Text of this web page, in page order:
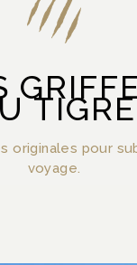
TIGRE
originales pour
voyage.